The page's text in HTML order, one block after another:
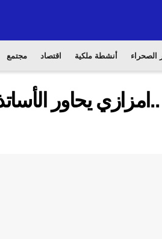
الصحراء أنشطة ملكية اقتصاد مجتمع
يحاور